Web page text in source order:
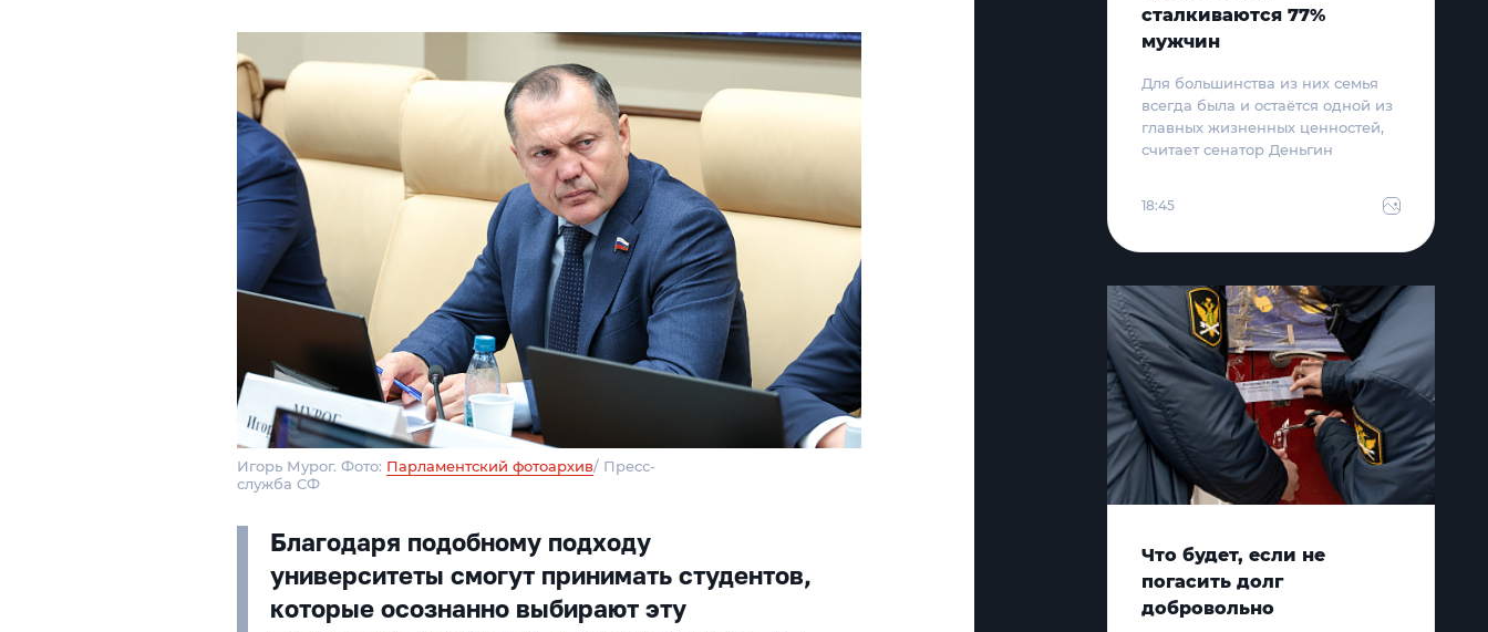
Игорь Мурог. Фото: Парламентский фотоархив/ Пресс-
служба СФ
Благодаря подобному подходу
университеты смогут принимать студентов,
которые осознанно выбирают эту
сталкиваются 77%
мужчин
Для большинства из них семья
всегда была и остаётся одной из
главных жизненных ценностей,
считает сенатор Деньгин
18:45
Что будет, если не
погасить долг
добровольно